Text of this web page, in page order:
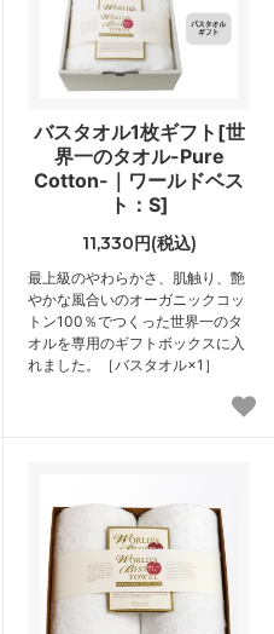
バスタオル1枚ギフト[世
界一のタオル-Pure
Cotton-｜ワールドベス
ト：S]
11,330円(税込)
最上級のやわらかさ、肌触り、艶
やかな風合いのオーガニックコッ
トン100％でつくった世界一のタ
オルを専用のギフトボックスに入
れました。［バスタオル×1］